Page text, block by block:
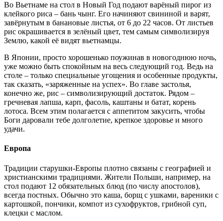
Во Вьетнаме на стол в Новый Год подают варёный пирог из
клейкого риса – бань чынг. Его начиняют свининой и варят,
завёрнутым в банановые листья, от 6 до 22 часов. От листьев
рис окрашивается в зелёный цвет, тем самым символизируя
Землю, какой её видят вьетнамцы.
В Японии, просто хорошенько поужинав в новогоднюю ночь,
уже можно быть спокойным на весь следующий год. Ведь на
столе – только специальные угощения и особенные продукты,
так сказать, «заряженные на успех». Во главе застолья,
конечно же, рис – символизирующий достаток. Рядом –
гречневая лапша, карп, фасоль, каштаны и батат, корень
лотоса. Всем этим полагается с аппетитом закусить, чтобы
Боги даровали тебе долголетие, крепкое здоровье и много
удачи.
Европа
Традиции старушки-Европы плотно связаны с географией и
христианскими традициями. Жители Польши, например, на
стол подают 12 обязательных блюд (по числу апостолов),
всегда постных. Обычно это каша, борщ с ушками, вареники с
картошкой, пончики, компот из сухофруктов, грибной суп,
клецки с маслом.